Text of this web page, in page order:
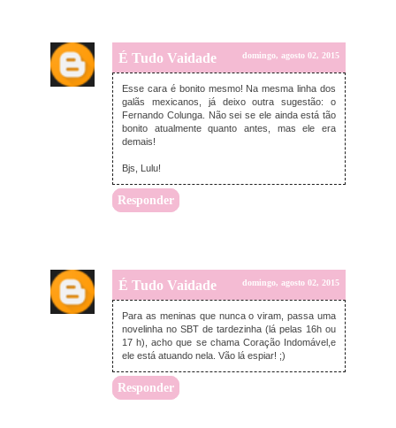
É Tudo Vaidade domingo, agosto 02, 2015
Esse cara é bonito mesmo! Na mesma linha dos
galãs mexicanos, já deixo outra sugestão: o
Fernando Colunga. Não sei se ele ainda está tão
bonito atualmente quanto antes, mas ele era
demais!
Bjs, Lulu!
Responder
É Tudo Vaidade domingo, agosto 02, 2015
Para as meninas que nunca o viram, passa uma
novelinha no SBT de tardezinha (lá pelas 16h ou
17 h), acho que se chama Coração Indomável,e
ele está atuando nela. Vão lá espiar! ;)
Responder